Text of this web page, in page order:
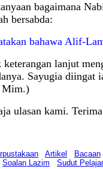
bagaimana
bersabda:
bahawa Alif-
keterangan lanjut
Sayugia
Mim.)
ulasan kami.
Artikel Bacaan
Soalan Lazim Sudut Pelajar